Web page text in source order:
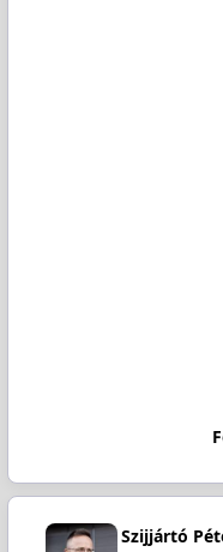
Szijjártó